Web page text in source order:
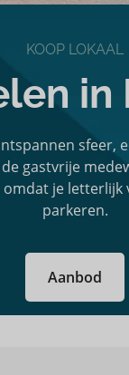
KOOP LOKAAL
in
sfeer,
gastvrije
je letterlijk
parkeren.
Aanbod